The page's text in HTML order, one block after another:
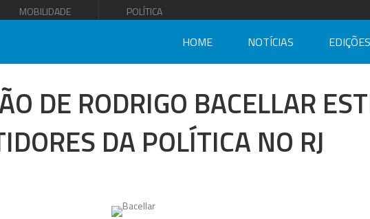
MOBILIDADE POLÍTICA
HOME NOTÍCIAS
DE RODRIGO BACELLAR
DA POLÍTICA NO RJ